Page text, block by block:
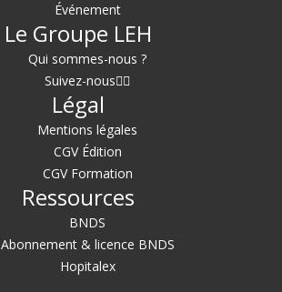
Événement
Le Groupe LEH
Qui sommes-nous ?
Suivez-nous
Légal
Mentions légales
CGV Édition
CGV Formation
Ressources
BNDS
Abonnement & licence BNDS
Hopitalex